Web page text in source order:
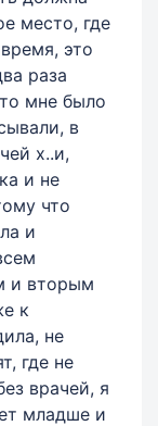
место, где
это
раза
мне было
в
х..и,
и не
что
и
и вторым
к
не
где не
врачей, я
младше и